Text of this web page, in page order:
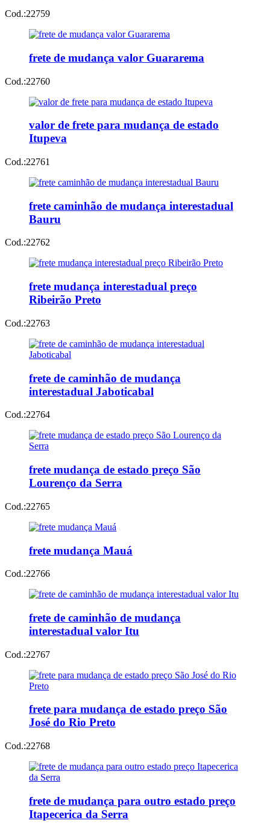
Cod.:22759
frete de mudança valor Guararema
Cod.:22760
valor de frete para mudança de estado
Itupeva
Cod.:22761
frete caminhão de mudança interestadual
Bauru
Cod.:22762
frete mudança interestadual preço
Ribeirão Preto
Cod.:22763
frete de caminhão de mudança
interestadual Jaboticabal
Cod.:22764
frete mudança de estado preço São
Lourenço da Serra
Cod.:22765
frete mudança Mauá
Cod.:22766
frete de caminhão de mudança
interestadual valor Itu
Cod.:22767
frete para mudança de estado preço São
José do Rio Preto
Cod.:22768
frete de mudança para outro estado preço
Itapecerica da Serra